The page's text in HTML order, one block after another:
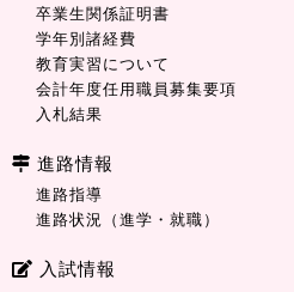
卒業生関係証明書
学年別諸経費
教育実習について
会計年度任用職員募集要項
入札結果
進路情報
進路指導
進路状況（進学・就職）
入試情報